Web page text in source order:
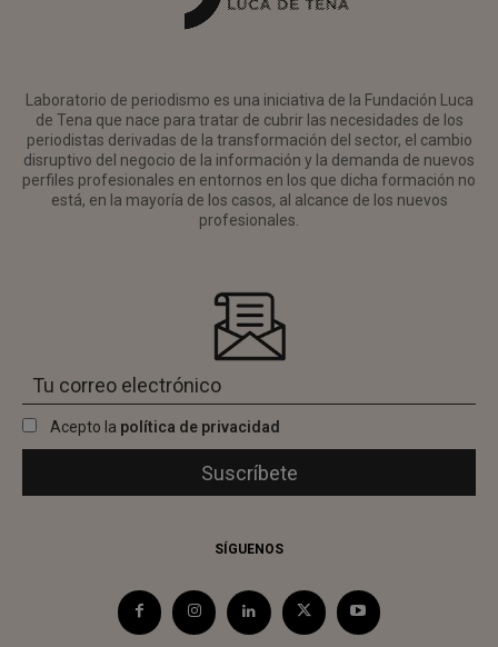
Laboratorio de periodismo es una iniciativa de la Fundación Luca
de Tena que nace para tratar de cubrir las necesidades de los
periodistas derivadas de la transformación del sector, el cambio
disruptivo del negocio de la información y la demanda de nuevos
perfiles profesionales en entornos en los que dicha formación no
está, en la mayoría de los casos, al alcance de los nuevos
profesionales.
Acepto la política de privacidad
SÍGUENOS